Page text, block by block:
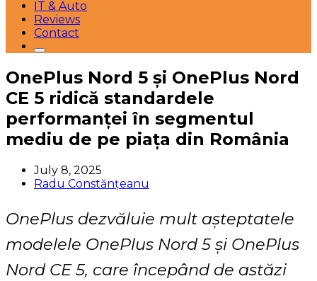
IT & Auto
Reviews
Contact
OnePlus Nord 5 și OnePlus Nord
CE 5 ridică standardele
performanței în segmentul
mediu de pe piața din România
July 8, 2025
Radu Constănțeanu
OnePlus dezvăluie mult așteptatele
modelele OnePlus Nord 5 și OnePlus
Nord CE 5, care începând de astăzi